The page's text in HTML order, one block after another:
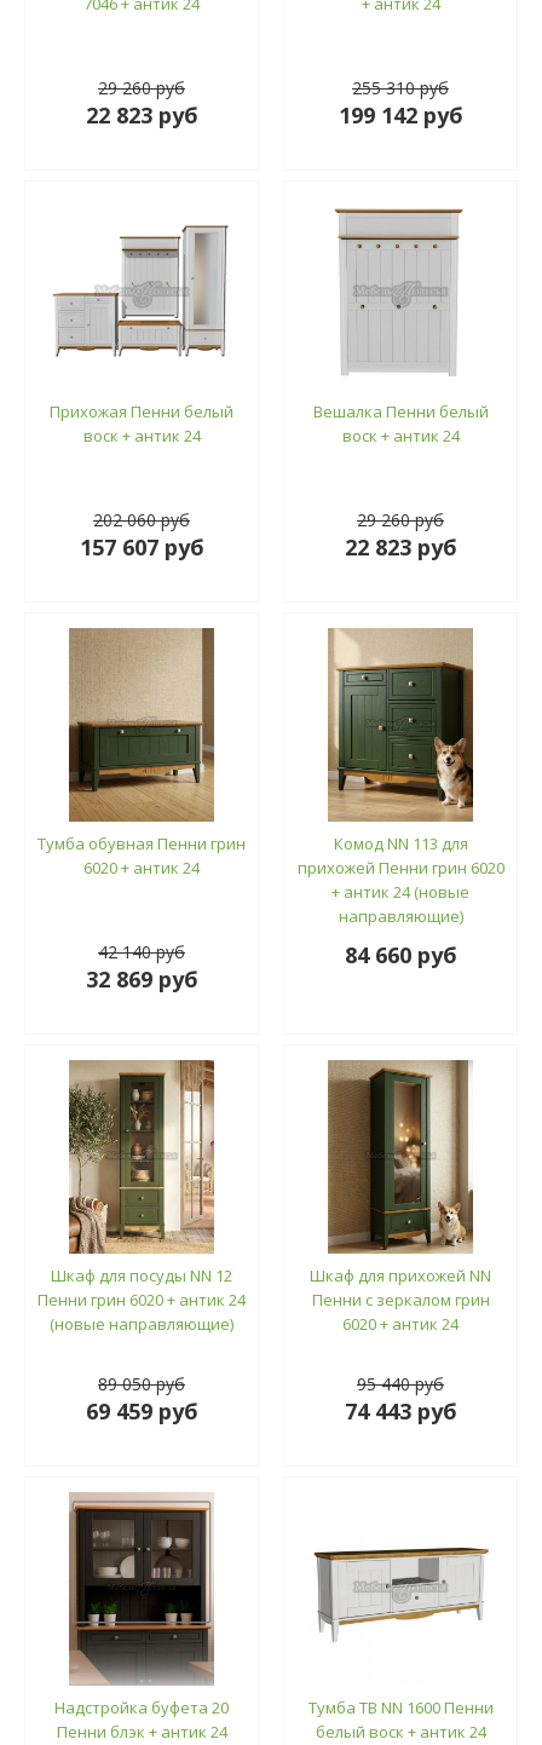
29 260 руб
22 823 руб
255 310 руб
199 142 руб
Прихожая Пенни белый
воск + антик 24
202 060 руб
157 607 руб
Вешалка Пенни белый
воск + антик 24
29 260 руб
22 823 руб
Тумба обувная Пенни грин
6020 + антик 24
42 140 руб
32 869 руб
Комод NN 113 для
прихожей Пенни грин 6020
+ антик 24 (новые
направляющие)
84 660 руб
Шкаф для посуды NN 12
Пенни грин 6020 + антик 24
(новые направляющие)
89 050 руб
69 459 руб
Шкаф для прихожей NN
Пенни с зеркалом грин
6020 + антик 24
95 440 руб
74 443 руб
Надстройка буфета 20
Пенни блэк + антик 24
Тумба ТВ NN 1600 Пенни
белый воск + антик 24